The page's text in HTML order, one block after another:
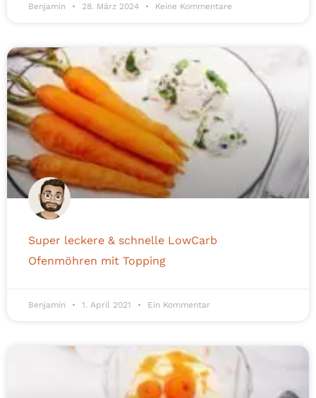
Benjamin 28. März 2024 Keine Kommentare
Super leckere & schnelle LowCarb
Ofenmöhren mit Topping
Benjamin 1. April 2021 Ein Kommentar